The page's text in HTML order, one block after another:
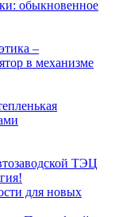
обыкновенное
–
в механизме
ТЭЦ
для новых